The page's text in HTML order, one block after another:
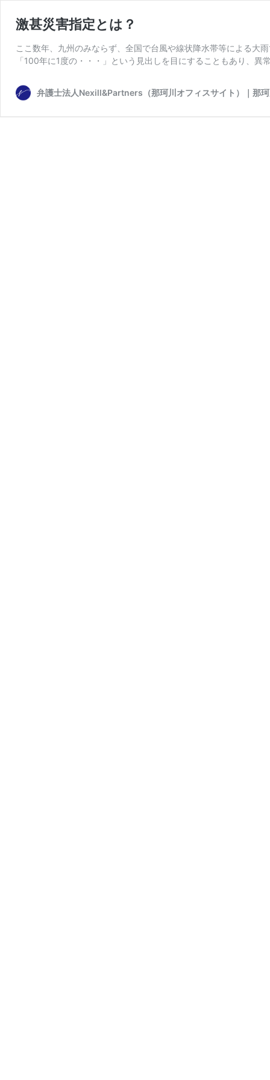
激甚災害指定とは？
ここ数年、九州のみならず、全国で台風や線状降水帯等による大
「100年に1度の・・・」という見出しを目にすることもあり、
弁護士法人Nexill&Partners（那珂川オフィスサイト）｜那